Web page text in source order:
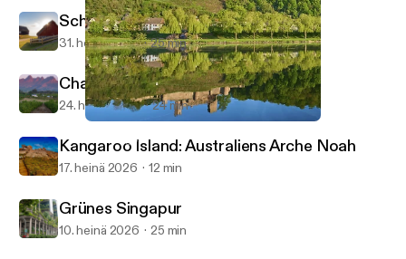
Unterwegs
Schonen in Südschweden
31. heinä 2026 25 min
Champagner aus Südafrika
24. heinä 2026 24 min
Kangaroo Island: Australiens Arche Noah
17. heinä 2026 12 min
Grünes Singapur
10. heinä 2026 25 min